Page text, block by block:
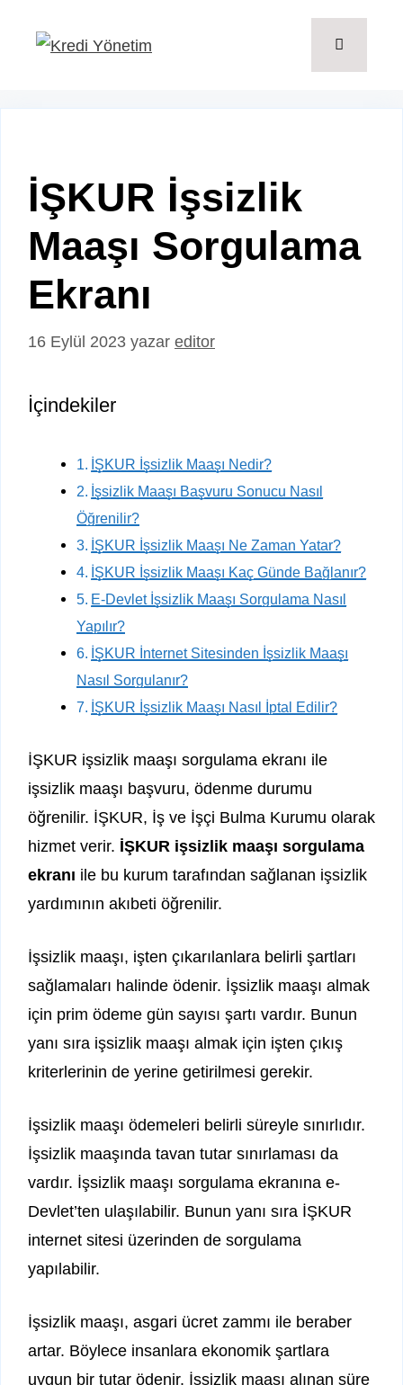
İŞKUR İşsizlik
Maaşı Sorgulama
Ekranı
16 Eylül 2023 yazar editor
İçindekiler
İŞKUR İşsizlik Maaşı Nedir?
İşsizlik Maaşı Başvuru Sonucu Nasıl
Öğrenilir?
İŞKUR İşsizlik Maaşı Ne Zaman Yatar?
İŞKUR İşsizlik Maaşı Kaç Günde Bağlanır?
E-Devlet İşsizlik Maaşı Sorgulama Nasıl
Yapılır?
İŞKUR İnternet Sitesinden İşsizlik Maaşı
Nasıl Sorgulanır?
İŞKUR İşsizlik Maaşı Nasıl İptal Edilir?
İŞKUR işsizlik maaşı sorgulama ekranı ile
işsizlik maaşı başvuru, ödenme durumu
öğrenilir. İŞKUR, İş ve İşçi Bulma Kurumu olarak
hizmet verir. İŞKUR işsizlik maaşı sorgulama
ekranı ile bu kurum tarafından sağlanan işsizlik
yardımının akıbeti öğrenilir.
İşsizlik maaşı, işten çıkarılanlara belirli şartları
sağlamaları halinde ödenir. İşsizlik maaşı almak
için prim ödeme gün sayısı şartı vardır. Bunun
yanı sıra işsizlik maaşı almak için işten çıkış
kriterlerinin de yerine getirilmesi gerekir.
İşsizlik maaşı ödemeleri belirli süreyle sınırlıdır.
İşsizlik maaşında tavan tutar sınırlaması da
vardır. İşsizlik maaşı sorgulama ekranına e-
Devlet’ten ulaşılabilir. Bunun yanı sıra İŞKUR
internet sitesi üzerinden de sorgulama
yapılabilir.
İşsizlik maaşı, asgari ücret zammı ile beraber
artar. Böylece insanlara ekonomik şartlara
uygun bir tutar ödenir. İşsizlik maaşı alınan süre